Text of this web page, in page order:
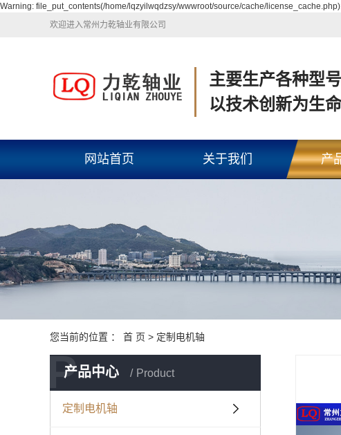
Warning: file_put_contents(/home/lqzyilwqdzsy/wwwroot/source/cache/
欢迎进入常州力乾轴业有限公司
主要生产各种型号
以技术创新为生
网站首页 关于我们 产
您当前的位置 ： 首 页 > 定制电机轴
产品中心 Product
P
定制电机轴